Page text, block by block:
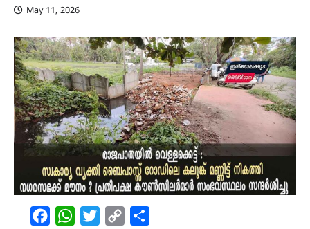
May 11, 2026
FacebookWhatsAppTwitterCopy